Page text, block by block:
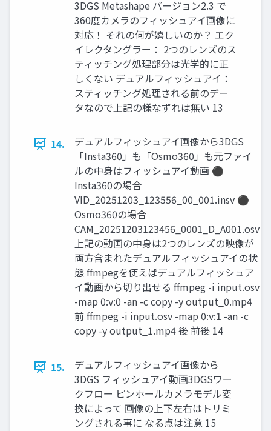
3DGS Metashape バージョン2.3 で
360度カメラのフィッシュアイ画像に
対応！ それの何が嬉しいのか？ エク
イレクタングラー： 2つのレンズのス
ティッチング処理部分は光学的に正
しくない デュアルフィッシュアイ：
スティッチング処理される前のデー
タなので上記の様なずれは無い 13
14.
デュアルフィッシュアイ画像から3DGS
「Insta360」も「Osmo360」も元ファイ
ルの中身はフィッシュアイ動画 ⚫
Insta360の場合
VID_20251203_123556_00_001.insv ⚫
Osmo360の場合
CAM_20251203123456_0001_D_A001.osv
上記の動画の中身は2つのレンズの映像が
両方含まれたデュアルフィッシュアイの状
態 ffmpegを使えばデュアルフィッシュア
イ動画から切り出せる ffmpeg -i input.osv
-map 0:v:0 -an -c copy -y output_0.mp4
前 ffmpeg -i input.osv -map 0:v:1 -an -c
copy -y output_1.mp4 後 前後 14
15.
デュアルフィッシュアイ画像から
3DGS フィッシュアイ動画3DGSワー
クフロー ピンホールカメラモデル変
換によって 画像の上下左右はトリミ
ングされる事に なる点は注意 15